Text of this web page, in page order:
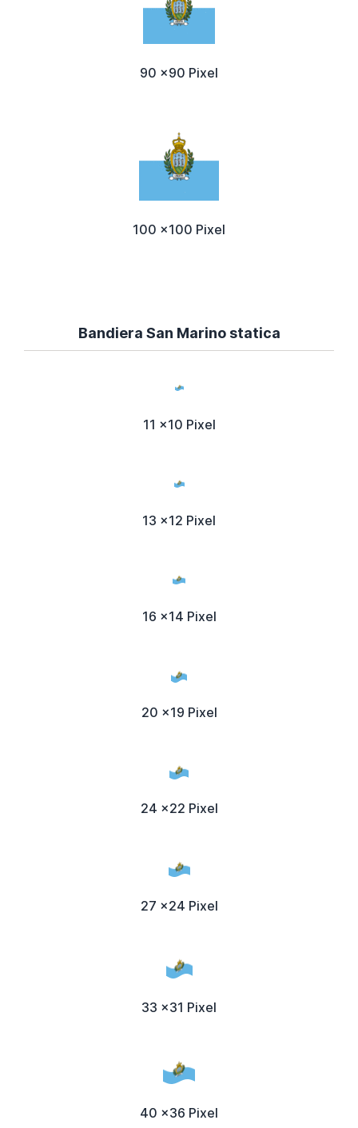
90 x90 Pixel
100 x100 Pixel
Bandiera San Marino statica
11 x10 Pixel
13 x12 Pixel
16 x14 Pixel
20 x19 Pixel
24 x22 Pixel
27 x24 Pixel
33 x31 Pixel
40 x36 Pixel